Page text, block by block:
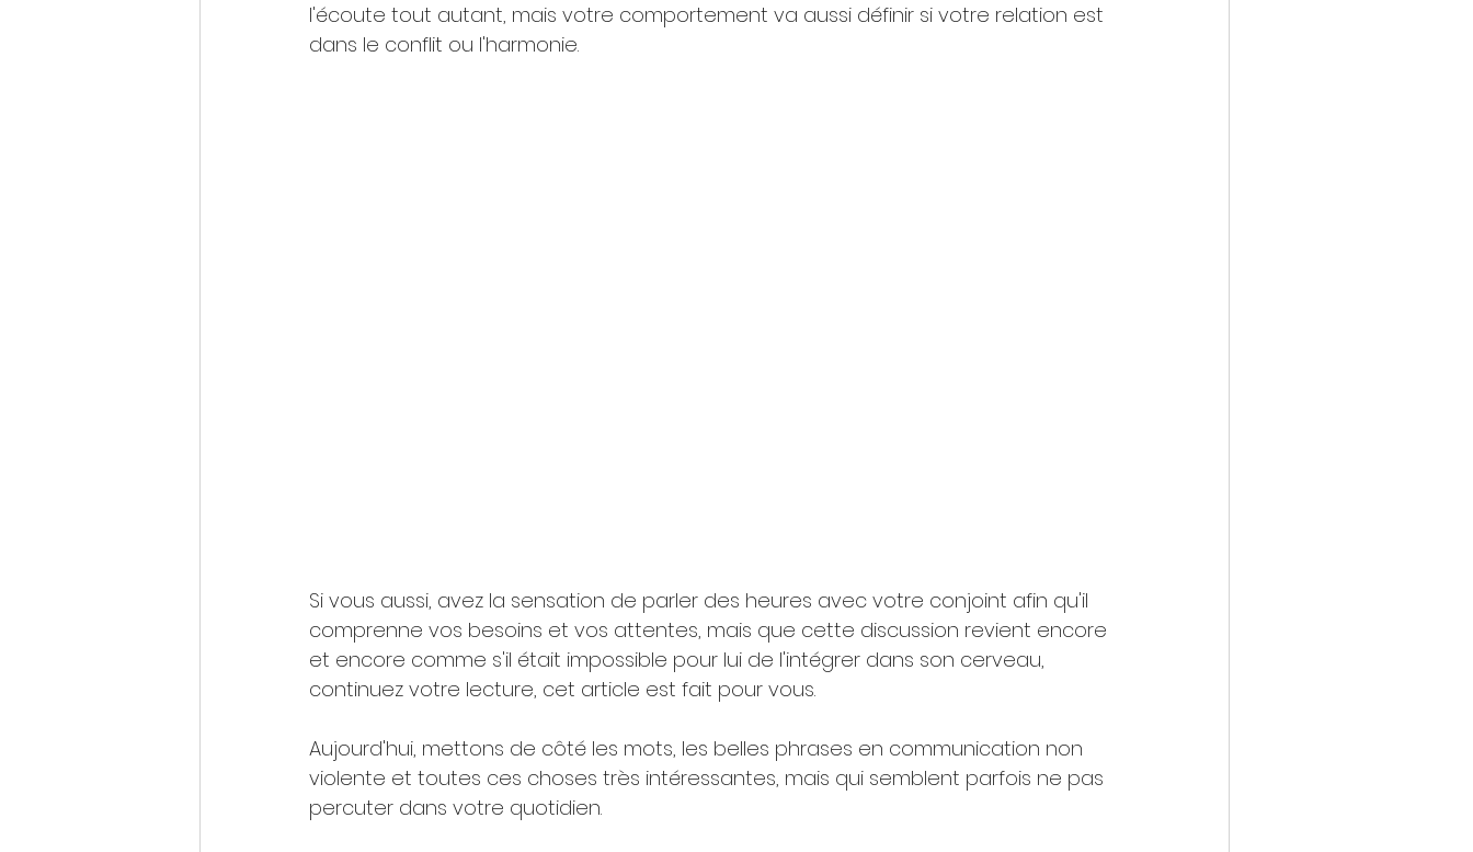
l'écoute tout autant, mais votre comportement va aussi définir si votre relation est
dans le conflit ou l'harmonie.
Si vous aussi, avez la sensation de parler des heures avec votre conjoint afin qu'il
comprenne vos besoins et vos attentes, mais que cette discussion revient encore
et encore comme s'il était impossible pour lui de l'intégrer dans son cerveau,
continuez votre lecture, cet article est fait pour vous.
Aujourd'hui, mettons de côté les mots, les belles phrases en communication non
violente et toutes ces choses très intéressantes, mais qui semblent parfois ne pas
percuter dans votre quotidien.